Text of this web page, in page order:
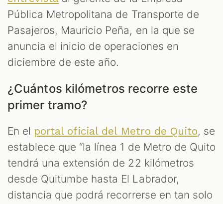
Pública Metropolitana de Transporte de
Pasajeros, Mauricio Peña, en la que se
anuncia el inicio de operaciones en
diciembre de este año.
¿Cuántos kilómetros recorre este
primer tramo?
En el portal oficial del Metro de Quito, se
establece que “la línea 1 de Metro de Quito
tendrá una extensión de 22 kilómetros
desde Quitumbe hasta El Labrador,
distancia que podrá recorrerse en tan solo